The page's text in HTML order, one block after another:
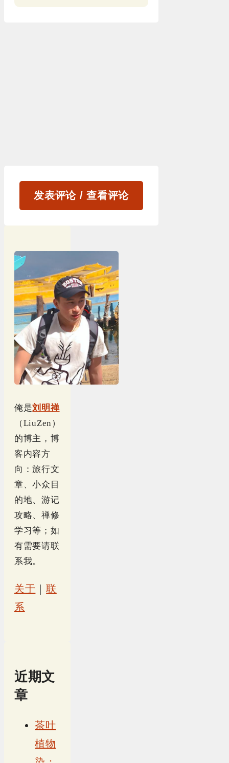
发表评论 / 查看评论
俺是刘明禅
（LiuZen）
的博主，博
客内容方
向：旅行文
章、小众目
的地、游记
攻略、禅修
学习等；如
有需要请联
系我。
关于 ｜联
系
近期文
章
茶叶
植物